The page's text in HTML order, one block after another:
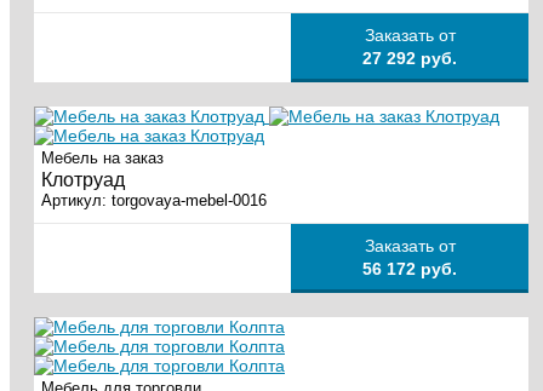
Заказать от
27 292 руб.
Мебель на заказ
Клотруад
Артикул: torgovaya-mebel-0016
Заказать от
56 172 руб.